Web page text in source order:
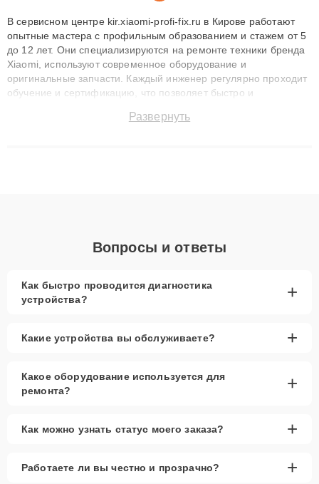
В сервисном центре kir.xiaomi-profi-fix.ru в Кирове работают
опытные мастера с профильным образованием и стажем от 5
до 12 лет. Они специализируются на ремонте техники бренда
Xiaomi, используют современное оборудование и
оригинальные запчасти. Каждый инженер регулярно проходит
обучение и сертификацию, что позволяет быстро и
сохранением гарантии до 3 лет. Наши мастера решают
Развернуть
Вопросы и ответы
Как быстро проводится диагностика
устройства?
+
Какие устройства вы обслуживаете? +
Какое оборудование используется для
ремонта?
+
Как можно узнать статус моего заказа? +
Работаете ли вы честно и прозрачно? +